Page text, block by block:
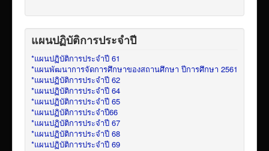
แผนปฏิบัติการประจำปี
*แผนปฏิบัติการประจำปี 61
*แผนพัฒนาการจัดการศึกษาของสถานศึกษา ปีการศึกษา 2561
*แผนปฏิบัติการประจำปี 62
*แผนปฏิบัติการประจำปี 64
*แผนปฏิบัติการประจำปี 65
*แผนปฏิบัติการประจำปี66
*แผนปฏิบัติการประจำปี 67
*แผนปฏิบัติการประจำปี 68
*แผนปฏิบัติการประจำปี 69